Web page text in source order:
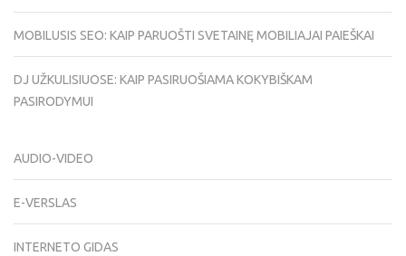
MOBILUSIS SEO: KAIP PARUOŠTI SVETAINĘ MOBILIAJAI PAIEŠKAI
DJ UŽKULISIUOSE: KAIP PASIRUOŠIAMA KOKYBIŠKAM
PASIRODYMUI
AUDIO-VIDEO
E-VERSLAS
INTERNETO GIDAS